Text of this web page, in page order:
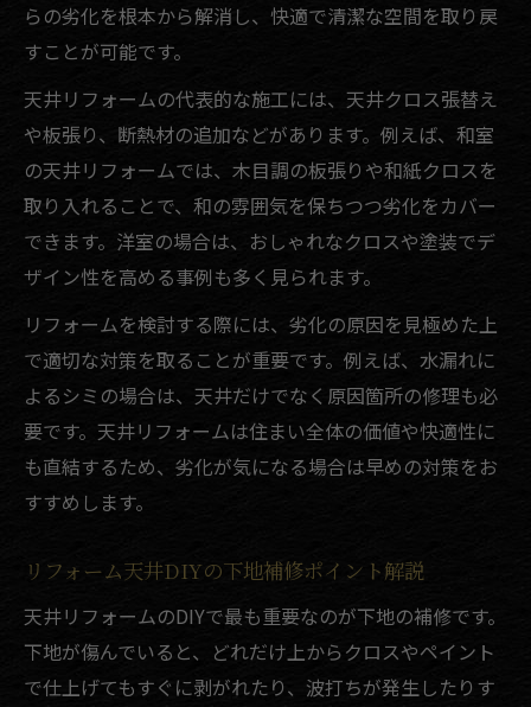
らの劣化を根本から解消し、快適で清潔な空間を取り戻
すことが可能です。
天井リフォームの代表的な施工には、天井クロス張替え
や板張り、断熱材の追加などがあります。例えば、和室
の天井リフォームでは、木目調の板張りや和紙クロスを
取り入れることで、和の雰囲気を保ちつつ劣化をカバー
できます。洋室の場合は、おしゃれなクロスや塗装でデ
ザイン性を高める事例も多く見られます。
リフォームを検討する際には、劣化の原因を見極めた上
で適切な対策を取ることが重要です。例えば、水漏れに
よるシミの場合は、天井だけでなく原因箇所の修理も必
要です。天井リフォームは住まい全体の価値や快適性に
も直結するため、劣化が気になる場合は早めの対策をお
すすめします。
リフォーム天井DIYの下地補修ポイント解説
天井リフォームのDIYで最も重要なのが下地の補修です。
下地が傷んでいると、どれだけ上からクロスやペイント
で仕上げてもすぐに剥がれたり、波打ちが発生したりす